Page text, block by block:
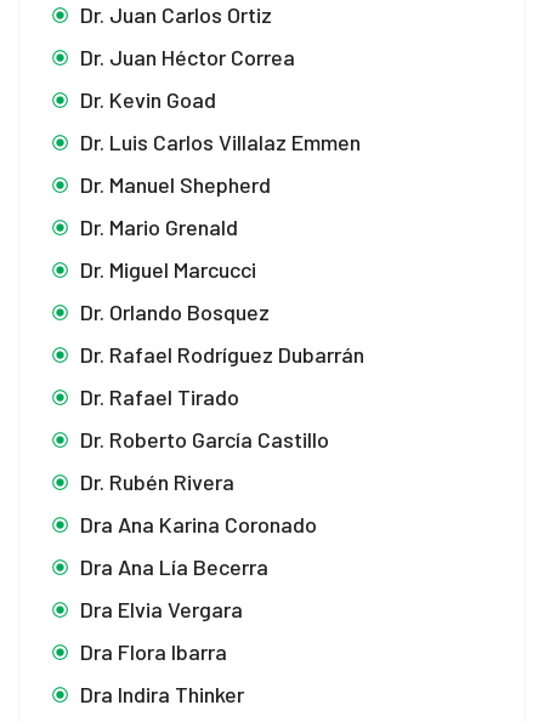
Dr. Juan Carlos Ortiz
Dr. Juan Héctor Correa
Dr. Kevin Goad
Dr. Luis Carlos Villalaz Emmen
Dr. Manuel Shepherd
Dr. Mario Grenald
Dr. Miguel Marcucci
Dr. Orlando Bosquez
Dr. Rafael Rodríguez Dubarrán
Dr. Rafael Tirado
Dr. Roberto García Castillo
Dr. Rubén Rivera
Dra Ana Karina Coronado
Dra Ana Lía Becerra
Dra Elvia Vergara
Dra Flora Ibarra
Dra Indira Thinker